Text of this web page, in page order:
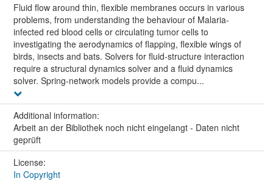
Fluid flow around thin, flexible membranes occurs in various
problems, from understanding the behaviour of Malaria-
infected red blood cells or circulating tumor cells to
investigating the aerodynamics of flapping, flexible wings of
birds, insects and bats. Solvers for fluid-structure interaction
require a structural dynamics solver and a fluid dynamics
solver. Spring-network models provide a compu...
Additional information:
Arbeit an der Bibliothek noch nicht eingelangt - Daten nicht
geprüft
License:
In Copyright